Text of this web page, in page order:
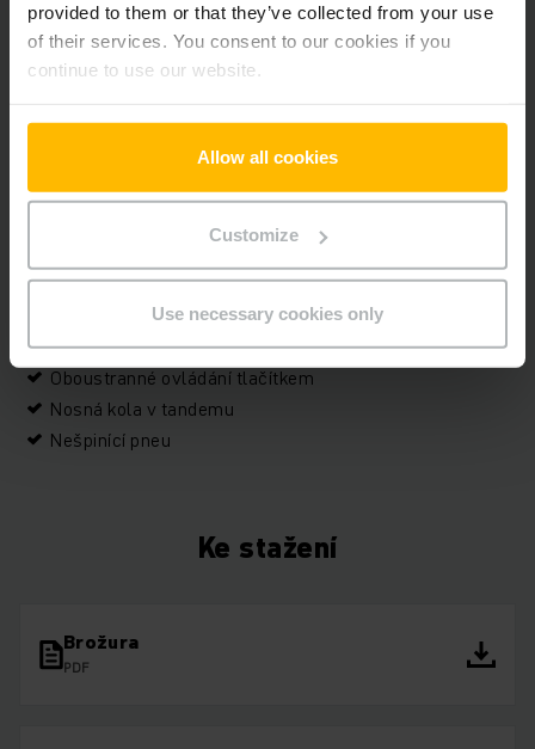
provided to them or that they’ve collected from your use
of their services. You consent to our cookies if you
continue to use our website.
Allow all cookies
Customize
Use necessary cookies only
Typ pohonu Elektrický
Počítadlo motohodin s indikátorem stavu baterie
Sklopná plošinka
Elektrické řízení
Oboustranné ovládání tlačítkem
Nosná kola v tandemu
Nešpinící pneu
Ke stažení
Brožura
PDF